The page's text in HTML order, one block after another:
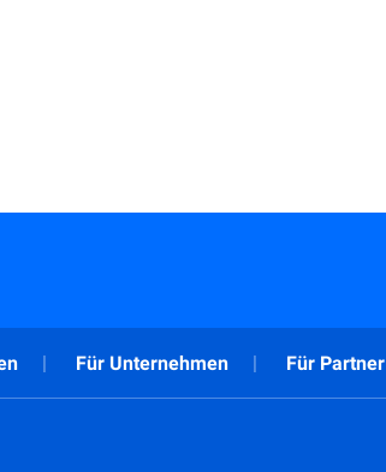
Für Unternehmen Für Partner